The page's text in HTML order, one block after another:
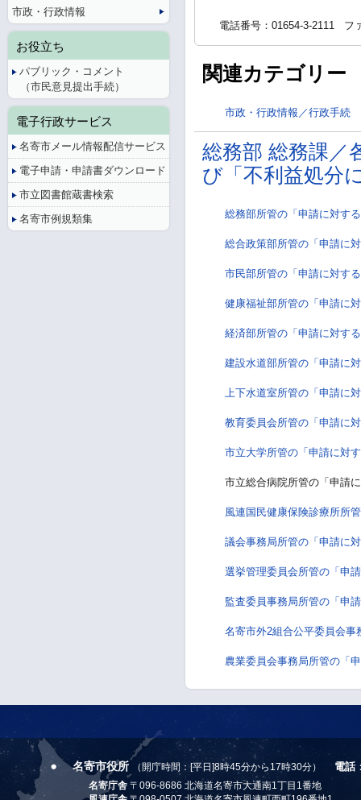
電話番号：01654-3-2111 フ
関連カテゴリー
市政・行政情報／行政手続
総務部 総務課／
び「不利益処分
総務部所管の「申請に対す
総合政策部所管の「申請に
市民部所管の「申請に対す
健康福祉部所管の「申請に
経済部所管の「申請に対す
建設水道部所管の「申請に
上下水道室所管の「申請に
教育委員会所管の「申請に
市立大学所管の「申請に対
市立総合病院所管の「申請
風連国民健康保険診療所所
議会事務局所管の「申請に
選挙管理委員会所管の「申
監査委員事務局所管の「申
名寄市外2組合公平委員会
農業委員会事務局所管の「
市政・行政情報
お役立ち
パブリック・コメント
（市民意見提出手続）
電子行政サービス
名寄市メール情報配信サービス
電子申請・申請書ダウンロード
市立図書館蔵書検索
名寄市例規類集
名寄市役所 （開庁時間：[平日]8時45分から17時30分） 電話
名寄庁舎 〒096-8686 北海道名寄市大通南1丁目1番地